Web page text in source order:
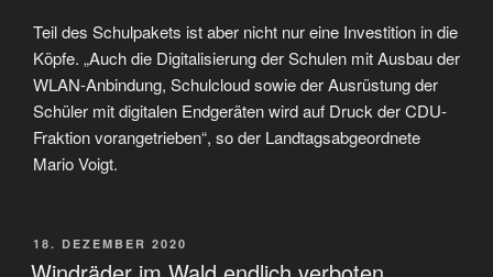
Teil des Schulpakets ist aber nicht nur eine Investition in die
Köpfe. „Auch die Digitalisierung der Schulen mit Ausbau der
WLAN-Anbindung, Schulcloud sowie der Ausrüstung der
Schüler mit digitalen Endgeräten wird auf Druck der CDU-
Fraktion vorangetrieben“, so der Landtagsabgeordnete
Mario Voigt.
VERÖFFENTLICHT
AM
18. DEZEMBER 2020